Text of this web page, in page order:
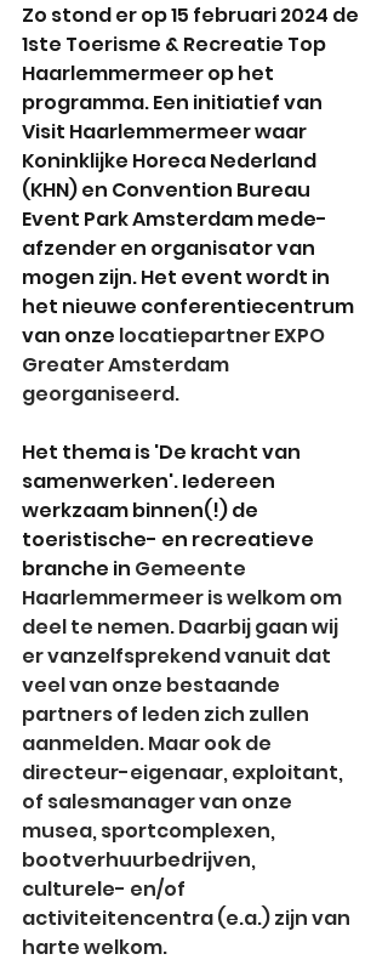
Zo stond er op 15 februari 2024 de
1ste Toerisme & Recreatie Top
Haarlemmermeer op het
programma. Een initiatief van
Visit Haarlemmermeer waar
Koninklijke Horeca Nederland
(KHN) en Convention Bureau
Event Park Amsterdam mede-
afzender en organisator van
mogen zijn. Het event wordt in
het nieuwe conferentiecentrum
van onze locatiepartner EXPO
Greater Amsterdam
georganiseerd.
Het thema is 'De kracht van
samenwerken'. Iedereen
werkzaam binnen(!) de
toeristische- en recreatieve
branche in Gemeente
Haarlemmermeer is welkom om
deel te nemen. Daarbij gaan wij
er vanzelfsprekend vanuit dat
veel van onze bestaande
partners of leden zich zullen
aanmelden. Maar ook de
directeur-eigenaar, exploitant,
of salesmanager van onze
musea, sportcomplexen,
bootverhuurbedrijven,
culturele- en/of
activiteitencentra (e.a.) zijn van
harte welkom.